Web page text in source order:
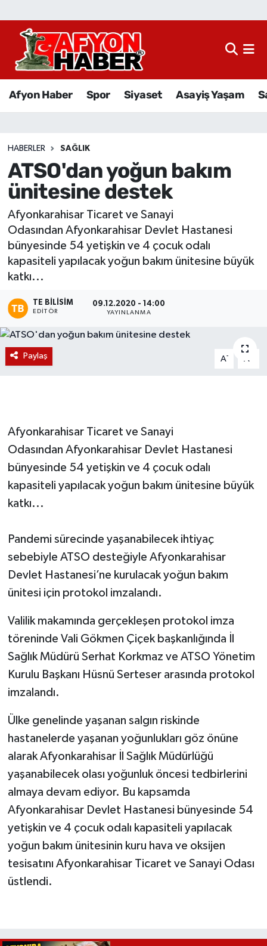
Afyon Haber Spor Siyaset Asayiş Yaşam
HABERLER SAĞLIK
ATSO'dan yoğun bakım
ünitesine destek
Afyonkarahisar Ticaret ve Sanayi
Odasından Afyonkarahisar Devlet Hastanesi
bünyesinde 54 yetişkin ve 4 çocuk odalı
kapasiteli yapılacak yoğun bakım ünitesine büyük
katkı...
TE BILISIM
EDITÖR
09.12.2020 - 14:00
YAYINLANMA
Paylaş A- A
Afyonkarahisar Ticaret ve Sanayi
Odasından Afyonkarahisar Devlet Hastanesi
bünyesinde 54 yetişkin ve 4 çocuk odalı
kapasiteli yapılacak yoğun bakım ünitesine büyük
katkı...
Pandemi sürecinde yaşanabilecek ihtiyaç
sebebiyle ATSO desteğiyle Afyonkarahisar
Devlet Hastanesi’ne kurulacak yoğun bakım
ünitesi için protokol imzalandı.
Valilik makamında gerçekleşen protokol imza
töreninde Vali Gökmen Çiçek başkanlığında İl
Sağlık Müdürü Serhat Korkmaz ve ATSO Yönetim
Kurulu Başkanı Hüsnü Serteser arasında protokol
imzalandı.
Ülke genelinde yaşanan salgın riskinde
hastanelerde yaşanan yoğunlukları göz önüne
alarak Afyonkarahisar İl Sağlık Müdürlüğü
yaşanabilecek olası yoğunluk öncesi tedbirlerini
almaya devam ediyor. Bu kapsamda
Afyonkarahisar Devlet Hastanesi bünyesinde 54
yetişkin ve 4 çocuk odalı kapasiteli yapılacak
yoğun bakım ünitesinin kuru hava ve oksijen
tesisatını Afyonkarahisar Ticaret ve Sanayi Odası
üstlendi.
Afyon Haber
Sağlık
Eğitim
Sivil Toplum
Ekonomi